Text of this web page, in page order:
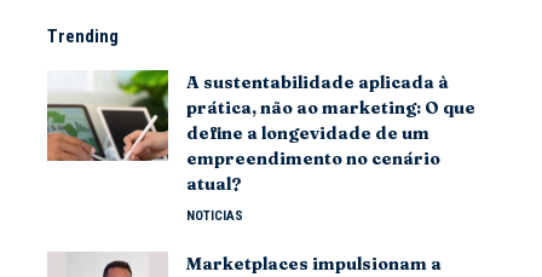
Trending
A sustentabilidade aplicada à
prática, não ao marketing: O que
define a longevidade de um
empreendimento no cenário
atual?
NOTICIAS
Marketplaces impulsionam a